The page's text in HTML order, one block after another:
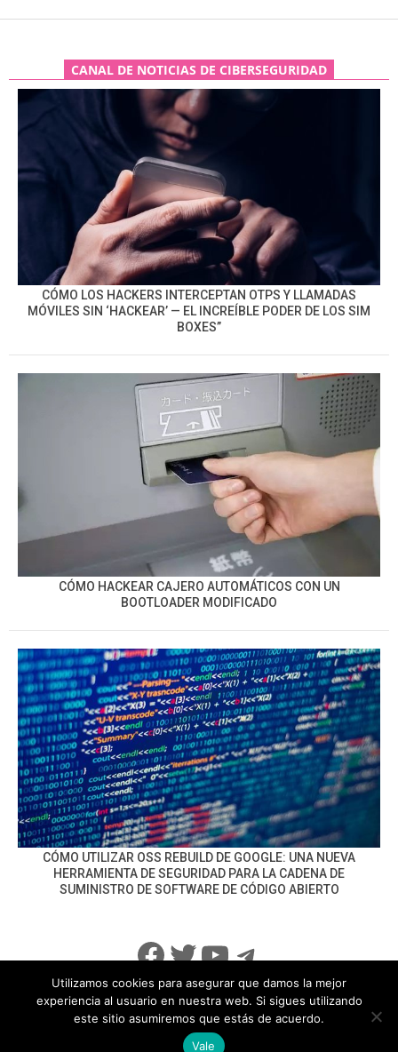
CANAL DE NOTICIAS DE CIBERSEGURIDAD
CÓMO LOS HACKERS INTERCEPTAN OTPS Y LLAMADAS
MÓVILES SIN ‘HACKEAR’ — EL INCREÍBLE PODER DE LOS SIM
BOXES”
CÓMO HACKEAR CAJERO AUTOMÁTICOS CON UN
BOOTLOADER MODIFICADO
CÓMO UTILIZAR OSS REBUILD DE GOOGLE: UNA NUEVA
HERRAMIENTA DE SEGURIDAD PARA LA CADENA DE
SUMINISTRO DE SOFTWARE DE CÓDIGO ABIERTO
Facebook
Twitter
YouTube
Telegram
info@noticiasseguridad.com Política de Privacidad
Utilizamos cookies para asegurar que damos la mejor
experiencia al usuario en nuestra web. Si sigues utilizando
este sitio asumiremos que estás de acuerdo.
Vale